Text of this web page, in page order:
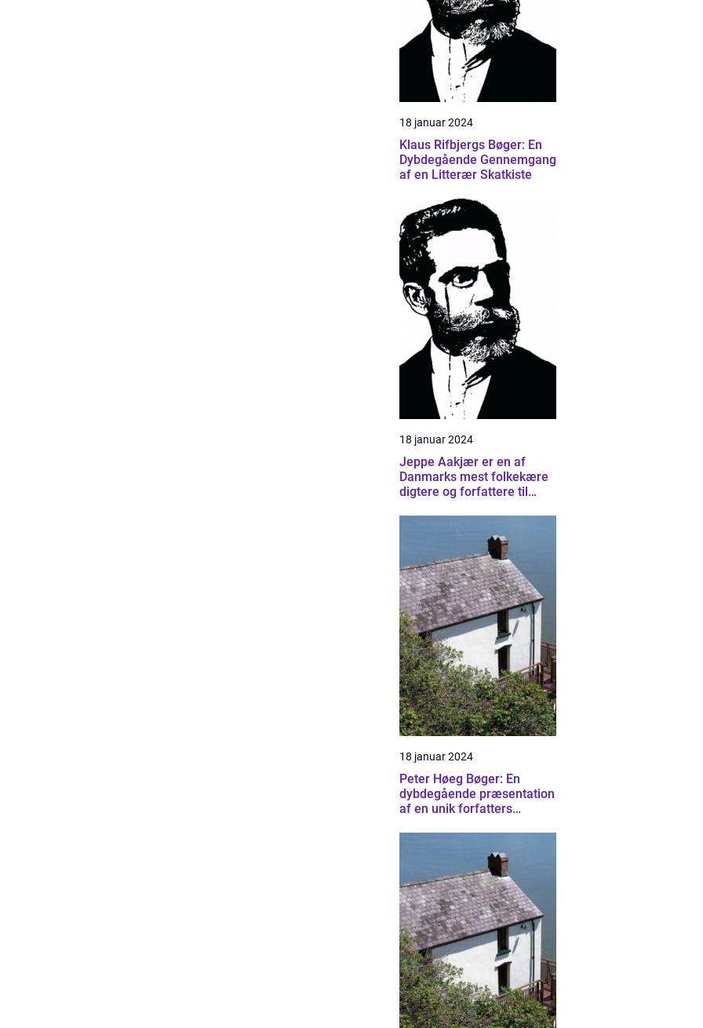
18 januar 2024
Klaus Rifbjergs Bøger: En
Dybdegående Gennemgang
af en Litterær Skatkiste
18 januar 2024
Jeppe Aakjær er en af
Danmarks mest folkekære
digtere og forfattere til
18 januar 2024
Peter Høeg Bøger: En
dybdegående præsentation
af en unik forfatters